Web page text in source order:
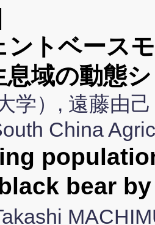
ントベース
息域の動態
学）, 遠藤由
China
bear